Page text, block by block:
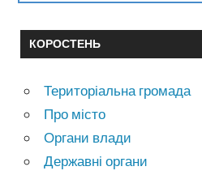
КОРОСТЕНЬ
Територіальна громада
Про місто
Органи влади
Державні органи